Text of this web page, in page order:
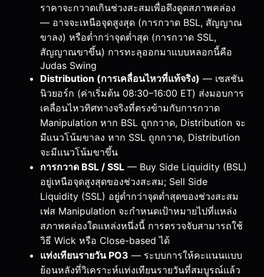
ราคาจะกวาดเกินช่วงสะสมเพื่อดึงดูดสภาพคล่อง
— อาจจะเหนือจุดสูงสุด (การกวาด BSL, สัญญาณ
ขาลง) หรือต่ำกว่าจุดต่ำสุด (การกวาด SSL,
สัญญาณขาขึ้น) การทะลุออกมาแบบหลอกนี้คือ
Judas Swing
Distribution (การเคลื่อนไหวที่แท้จริง) — เซสชัน
นิวยอร์ก (ค่าเริ่มต้น 08:30–16:00 ET) ส่งมอบการ
เคลื่อนไหวทิศทางจริงที่ตรงข้ามกับการกวาด
Manipulation หาก BSL ถูกกวาด, Distribution จะ
มีแนวโน้มขาลง หาก SSL ถูกกวาด, Distribution
จะมีแนวโน้มขาขึ้น
การกวาด BSL / SSL — Buy Side Liquidity (BSL)
อยู่เหนือจุดสูงสุดของช่วงสะสม; Sell Side
Liquidity (SSL) อยู่ต่ำกว่าจุดต่ำสุดของช่วงสะสม
เฟส Manipulation จะกำหนดเป้าหมายไปที่แหล่ง
สภาพคล่องใดแหล่งหนึ่งนี้ การตรวจจับสามารถใช้
วิธี Wick หรือ Close-based ได้
แท่งเทียนรายวัน PO3 — ระบบการให้คะแนนแบบ
ย้อนหลังที่วิเคราะห์แท่งเทียนรายวันที่สมบูรณ์แล้ว